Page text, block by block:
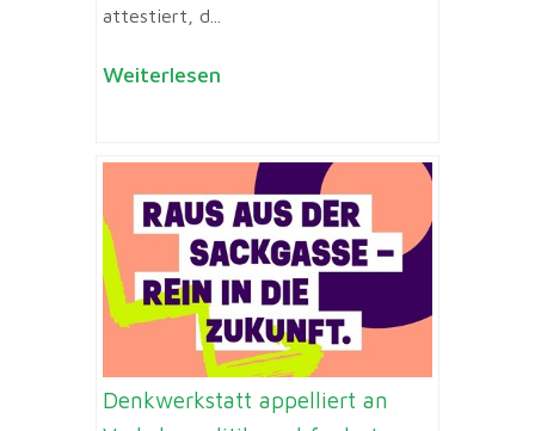
attestiert, d...
Weiterlesen
Denkwerkstatt appelliert an